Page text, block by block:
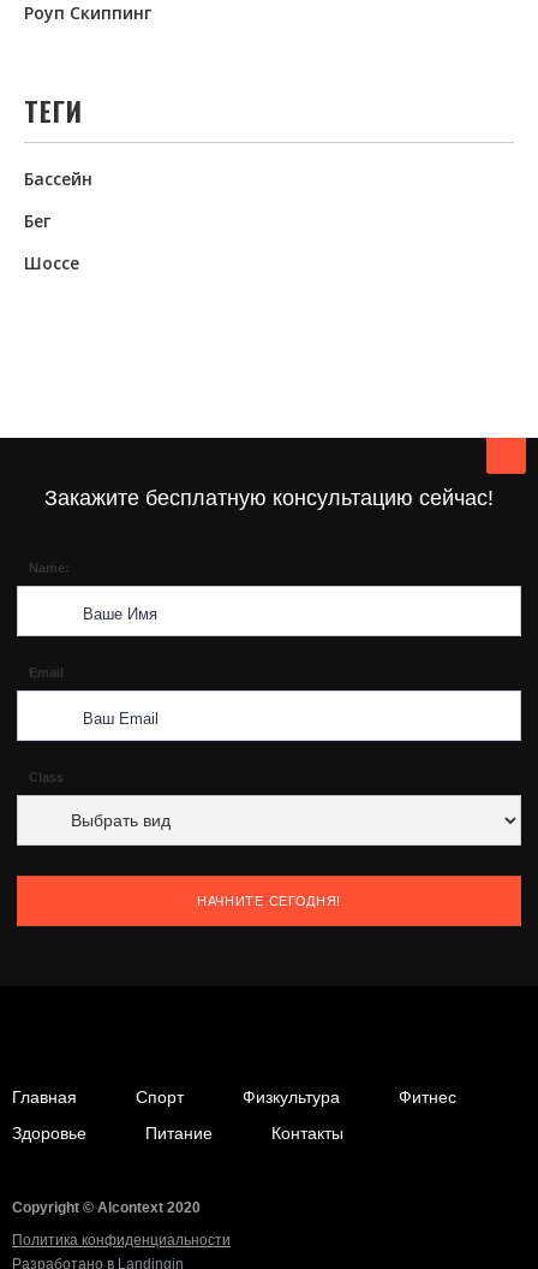
Роуп Скиппинг
ТЕГИ
Бассейн
Бег
Шоссе
Закажите бесплатную консультацию сейчас!
Name:
Email
Class
Главная Спорт Физкультура
Фитнес
Здоровье
Питание Контакты
Copyright © Alcontext 2020
Политика конфиденциальности
Разработано в Landingin